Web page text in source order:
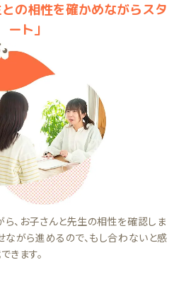
の相性を確かめながらスタ
ート」
、お子さんと先生の相性を確認しま
ながら進めるので、もし合わないと感
きます。